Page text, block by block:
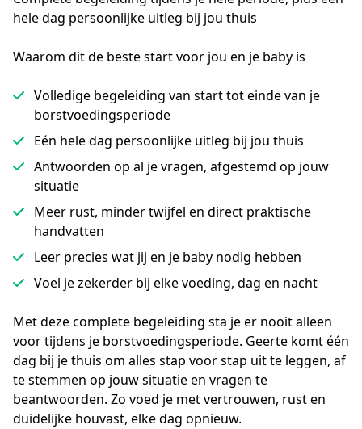
hele dag persoonlijke uitleg bij jou thuis
Waarom dit de beste start voor jou en je baby is
Volledige begeleiding van start tot einde van je
borstvoedingsperiode
Eén hele dag persoonlijke uitleg bij jou thuis
Antwoorden op al je vragen, afgestemd op jouw
situatie
Meer rust, minder twijfel en direct praktische
handvatten
Leer precies wat jij en je baby nodig hebben
Voel je zekerder bij elke voeding, dag en nacht
Met deze complete begeleiding sta je er nooit alleen
voor tijdens je borstvoedingsperiode. Geerte komt één
dag bij je thuis om alles stap voor stap uit te leggen, af
te stemmen op jouw situatie en vragen te
beantwoorden. Zo voed je met vertrouwen, rust en
duidelijke houvast, elke dag opnieuw.